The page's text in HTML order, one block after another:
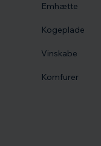
Emhætte
Kogeplade
Vinskabe
Komfurer